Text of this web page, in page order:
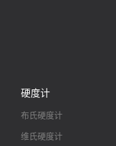
硬度计
布氏硬度计
维氏硬度计